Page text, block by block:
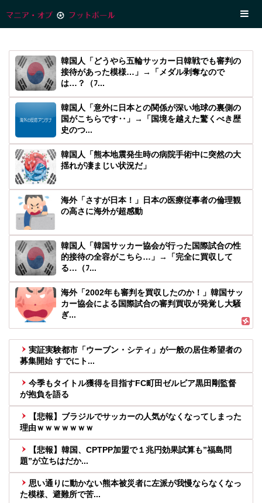
韓国人「どうやら五輪サッカー日韓戦でも審判の
接待があった模様…」→「メダル剥奪なので
は…？（ﾌ...
韓国人「意外に日本との関係が深い地球の裏側の
国がこちらです‥」→「国境を越えた驚くべき歴
史のつ...
韓国人「熊本地震発生時の病院手術中に突然の大
揺れが凄まじい状況だ」
海外「さすが日本！」日本の医療従事者の倫理観
の高さに海外が超感動
韓国人「韓国サッカー協会が行った国際試合の性
的接待の全容がこちら…」→「完全に買収して
る…（ﾌ...
海外「2002年も審判を買収したのか！」韓国サッ
カー協会による国際試合の審判買収が発覚し大騒
ぎ...
実証実験都市「ウーブン・シティ」が一般の居住希望者の
募集開始 すでにト...
今季もタイトル獲得を目指すFC町田ゼルビア黒田剛監督
が抱負を語る
【悲報】ブラジルでサッカーの人気がなくなってしまった
理由ｗｗｗｗｗｗｗ
【悲報】韓国、CPTPP加盟で１兆円効果試算も”福島問
題”が立ちはだか...
思い通りに動かない熊本被災者に左派が我慢ならなくなっ
た模様、避難所で苦...